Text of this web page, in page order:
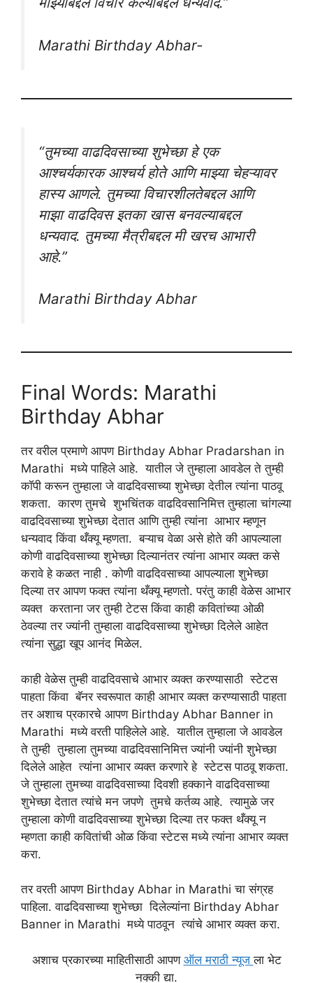
Marathi Birthday Abhar-
“तुमच्या वाढदिवसाच्या शुभेच्छा हे एक
आश्चर्यकारक आश्चर्य होते आणि माझ्या चेहऱ्यावर
हास्य आणले. तुमच्या विचारशीलतेबद्दल आणि
माझा वाढदिवस इतका खास बनवल्याबद्दल
धन्यवाद. तुमच्या मैत्रीबद्दल मी खरच आभारी
आहे.”
Marathi Birthday Abhar
Final Words: Marathi
Birthday Abhar
तर वरील प्रमाणे आपण Birthday Abhar Pradarshan in
Marathi मध्ये पाहिले आहे. यातील जे तुम्हाला आवडेल ते तुम्ही
कॉपी करून तुम्हाला जे वाढदिवसाच्या शुभेच्छा देतील त्यांना पाठवू
शकता. कारण तुमचे शुभचिंतक वाढदिवसानिमित्त तुम्हाला चांगल्या
वाढदिवसाच्या शुभेच्छा देतात आणि तुम्ही त्यांना आभार म्हणून
धन्यवाद किंवा थँक्यू म्हणता. बऱ्याच वेळा असे होते की आपल्याला
कोणी वाढदिवसाच्या शुभेच्छा दिल्यानंतर त्यांना आभार व्यक्त कसे
करावे हे कळत नाही . कोणी वाढदिवसाच्या आपल्याला शुभेच्छा
दिल्या तर आपण फक्त त्यांना थँक्यू म्हणतो. परंतु काही वेळेस आभार
व्यक्त करताना जर तुम्ही टेटस किंवा काही कवितांच्या ओळी
ठेवल्या तर ज्यांनी तुम्हाला वाढदिवसाच्या शुभेच्छा दिलेले आहेत
त्यांना सुद्धा खूप आनंद मिळेल.
काही वेळेस तुम्ही वाढदिवसाचे आभार व्यक्त करण्यासाठी स्टेटस
पाहता किंवा बॅनर स्वरूपात काही आभार व्यक्त करण्यासाठी पाहता
तर अशाच प्रकारचे आपण Birthday Abhar Banner in
Marathi मध्ये वरती पाहिलेले आहे. यातील तुम्हाला जे आवडेल
ते तुम्ही तुम्हाला तुमच्या वाढदिवसानिमित्त ज्यांनी ज्यांनी शुभेच्छा
दिलेले आहेत त्यांना आभार व्यक्त करणारे हे स्टेटस पाठवू शकता.
जे तुम्हाला तुमच्या वाढदिवसाच्या दिवशी हक्काने वाढदिवसाच्या
शुभेच्छा देतात त्यांचे मन जपणे तुमचे कर्तव्य आहे. त्यामुळे जर
तुम्हाला कोणी वाढदिवसाच्या शुभेच्छा दिल्या तर फक्त थँक्यू न
म्हणता काही कवितांची ओळ किंवा स्टेटस मध्ये त्यांना आभार व्यक्त
करा.
तर वरती आपण Birthday Abhar in Marathi चा संग्रह
पाहिला. वाढदिवसाच्या शुभेच्छा दिलेल्यांना Birthday Abhar
Banner in Marathi मध्ये पाठवून त्यांचे आभार व्यक्त करा.
अशाच प्रकारच्या माहितीसाठी आपण ऑल मराठी न्यूजला भेट
नक्की द्या.